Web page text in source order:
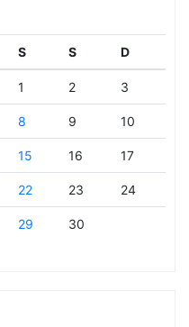
S S D
1 2 3
8 9 10
15 16 17
22 23 24
29 30